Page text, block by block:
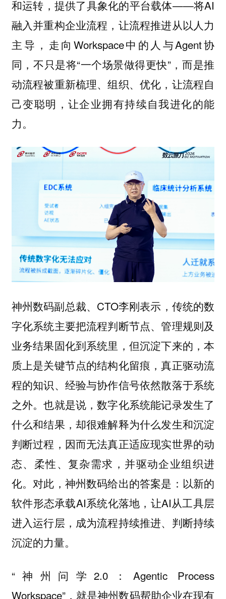
和运转，提供了具象化的平台载体——将AI
融入并重构企业流程，让流程推进从以人力
主导，走向Workspace中的人与Agent协
同，不只是将“一个场景做得更快”，而是推
动流程被重新梳理、组织、优化，让流程自
己变聪明，让企业拥有持续自我进化的能
力。
神州数码副总裁、CTO李刚表示，传统的数
字化系统主要把流程判断节点、管理规则及
业务结果固化到系统里，但沉淀下来的，本
质上是关键节点的结构化留痕，真正驱动流
程的知识、经验与协作信号依然散落于系统
之外。也就是说，数字化系统能记录发生了
什么和结果，却很难解释为什么发生和沉淀
判断过程，因而无法真正适应现实世界的动
态、柔性、复杂需求，并驱动企业组织进
化。对此，神州数码给出的答案是：以新的
软件形态承载AI系统化落地，让AI从工具层
进入运行层，成为流程持续推进、判断持续
沉淀的力量。
“神州问学2.0：Agentic Process
Workspace”，就是神州数码帮助企业在现有